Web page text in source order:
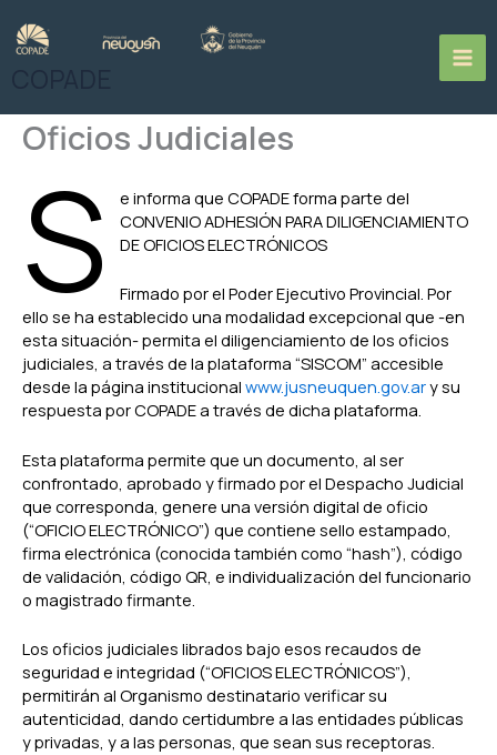
contenido
Oficios Judiciales
S
e informa que COPADE forma parte del
CONVENIO ADHESIÓN PARA DILIGENCIAMIENTO
DE OFICIOS ELECTRÓNICOS
Firmado por el Poder Ejecutivo Provincial. Por
ello se ha establecido una modalidad excepcional que -en
esta situación- permita el diligenciamiento de los oficios
judiciales, a través de la plataforma “SISCOM” accesible
desde la página institucional www.jusneuquen.gov.ary su
respuesta por COPADE a través de dicha plataforma.
Esta plataforma permite que un documento, al ser
confrontado, aprobado y firmado por el Despacho Judicial
que corresponda, genere una versión digital de oficio
(“OFICIO ELECTRÓNICO”) que contiene sello estampado,
firma electrónica (conocida también como “hash”), código
de validación, código QR, e individualización del funcionario
o magistrado firmante.
Los oficios judiciales librados bajo esos recaudos de
seguridad e integridad (“OFICIOS ELECTRÓNICOS”),
permitirán al Organismo destinatario verificar su
autenticidad, dando certidumbre a las entidades públicas
y privadas, y a las personas, que sean sus receptoras.